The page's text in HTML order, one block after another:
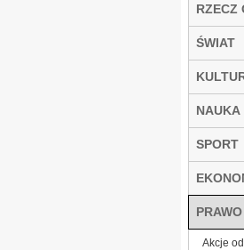
RZECZ
ŚWIAT
NAUKA
SPORT
PRAWO
Akcje